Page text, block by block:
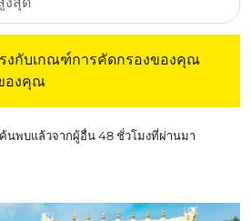
งกับเกณฑ์การคัดกรองของคุณ
องคุณ
นพบแล้วจากผู้อื่น 48 ชั่วโมงที่ผ่านมา